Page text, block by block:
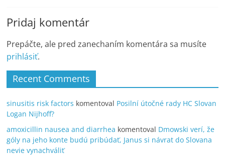
Pridaj komentár
Prepáčte, ale pred zanechaním komentára sa musíte
prihlásiť.
Recent Comments
sinusitis risk factors komentoval Posilní útočné rady HC Slovan
Logan Nijhoff?
amoxicillin nausea and diarrhea komentoval Dmowski verí, že
góly na jeho konte budú pribúdať, Janus si návrat do Slovana
nevie vynachváliť